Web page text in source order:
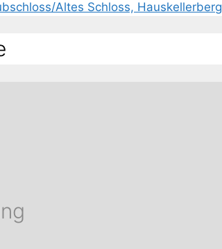
Altes Schloss, Hauskellerberg